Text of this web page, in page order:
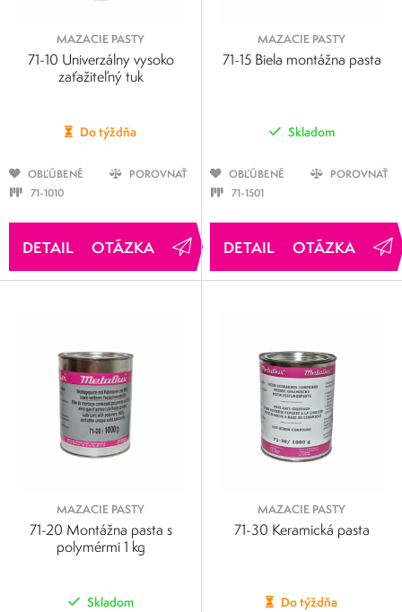
MAZACIE PASTY
71-10 Univerzálny vysoko
zaťažiteľný tuk
Do týždňa
OBĽÚBENÉ
POROVNAŤ
71-1010
OTÁZKA
MAZACIE PASTY
71-15 Biela montážna pasta
Skladom
OBĽÚBENÉ
POROVNAŤ
71-1501
OTÁZKA
MAZACIE PASTY
71-20 Montážna pasta s
polymérmi 1 kg
Skladom
MAZACIE PASTY
71-30 Keramická pasta
Do týždňa